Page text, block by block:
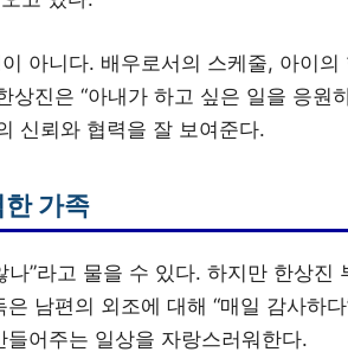
아니다. 배우로서의 스케줄, 아이
상진은 “아내가 하고 싶은 일을 응원
신뢰와 협력을 잘 보여준다.
가족
나”라고 물을 수 있다. 하지만 한상진
남편의 외조에 대해 “매일 감사하
어주는 일상을 자랑스러워한다.